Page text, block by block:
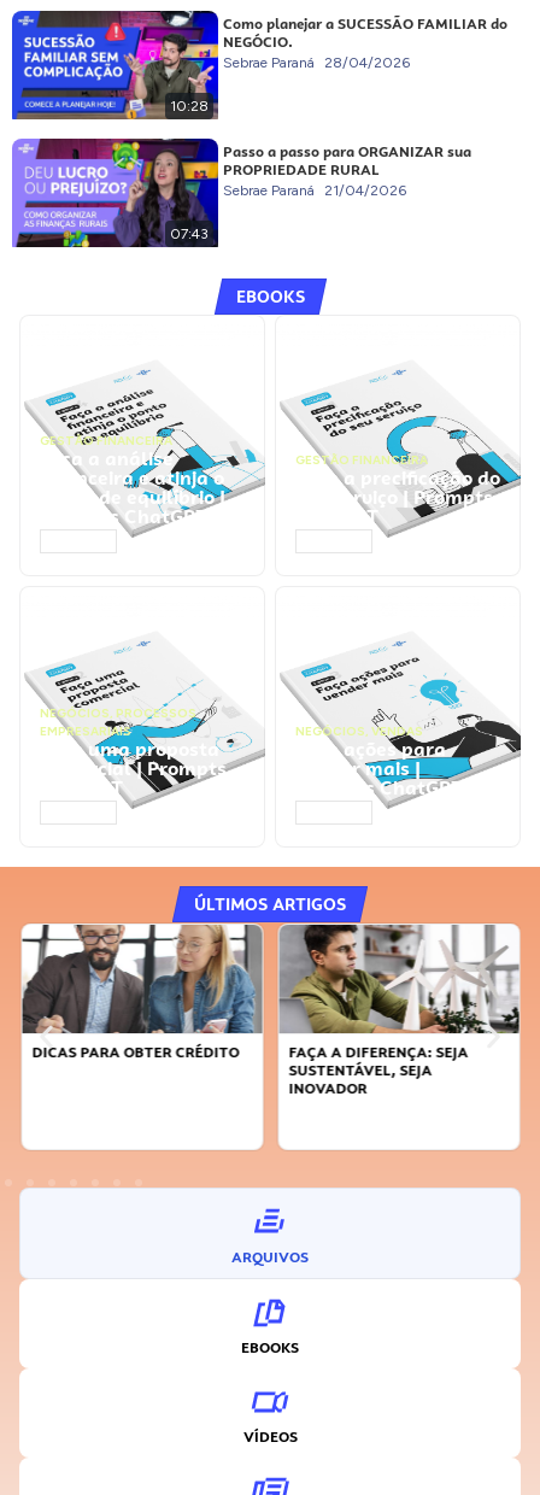
10:28
Como planejar a SUCESSÃO FAMILIAR do
NEGÓCIO.
Sebrae Paraná 28/04/2026
07:43
Passo a passo para ORGANIZAR sua
PROPRIEDADE RURAL
Sebrae Paraná 21/04/2026
EBOOKS
GESTÃO FINANCEIRA
Faça a análise
financeira e atinja o
ponto de equilíbrio |
Prompts ChatGPT
GESTÃO FINANCEIRA
Faça a precificação do
seu serviço | Prompts
ChatGPT
NEGÓCIOS, PROCESSOS
EMPRESARIAIS
Faça uma proposta
comercial | Prompts
ChatGPT
NEGÓCIOS, VENDAS
Faça ações para
vender mais |
Prompts ChatGPT
ÚLTIMOS ARTIGOS
DICAS PARA OBTER CRÉDITO
FAÇA A DIFERENÇA: SEJA
SUSTENTÁVEL, SEJA
INOVADOR
ARQUIVOS
EBOOKS
VÍDEOS